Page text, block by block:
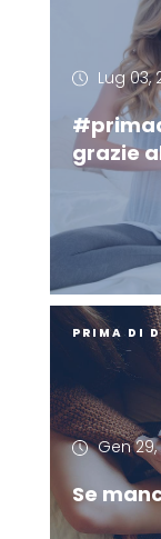
Lug 03,
grazie
PRIMA DI
Gen 29,
Se